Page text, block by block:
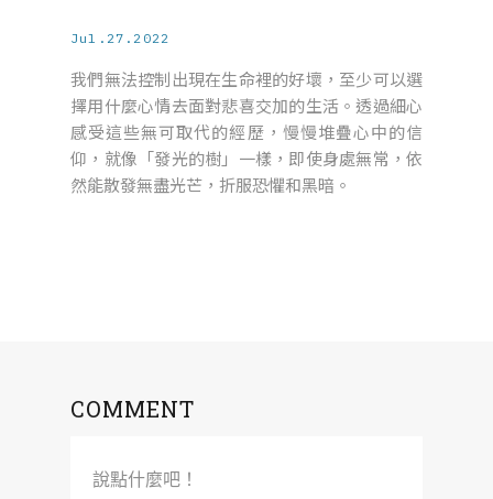
Jul.27.2022
我們無法控制出現在生命裡的好壞，至少可以選
擇用什麼心情去面對悲喜交加的生活。透過細心
感受這些無可取代的經歷，慢慢堆疊心中的信
仰，就像「發光的樹」一樣，即使身處無常，依
然能散發無盡光芒，折服恐懼和黑暗。
COMMENT
說點什麼吧！